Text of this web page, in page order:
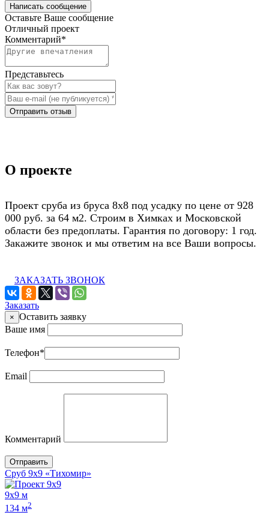
Написать сообщение
Оставьте Ваше сообщение
Отличный проект
Комментарий*
Представьтесь
Отправить отзыв
О проекте
Проект сруба из бруса 8х8 под усадку по цене от 928
000 руб. за 64 м2. Строим в Химках и Московской
области без предоплаты. Гарантия по договору: 1 год.
Закажите звонок и мы ответим на все Ваши вопросы.
ЗАКАЗАТЬ ЗВОНОК
Заказать
× Оставить заявку
Ваше имя
Телефон*
Email
Комментарий
Отправить
Сруб 9х9 «Тихомир»
9х9 м
134 м2